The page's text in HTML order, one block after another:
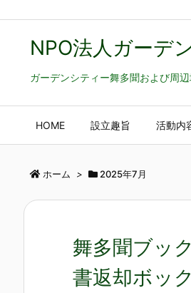
NPO法人ガーデ
ガーデンシティー舞多聞および周
HOME 設立趣旨 活動内
ホーム > 2025年7月
舞多聞ブッ
書返却ボック